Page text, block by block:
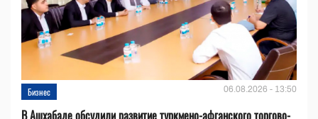
Бизнес 06.08.2026 - 13:50
В Ашхабаде обсудили развитие туркмено-афганского торгово-